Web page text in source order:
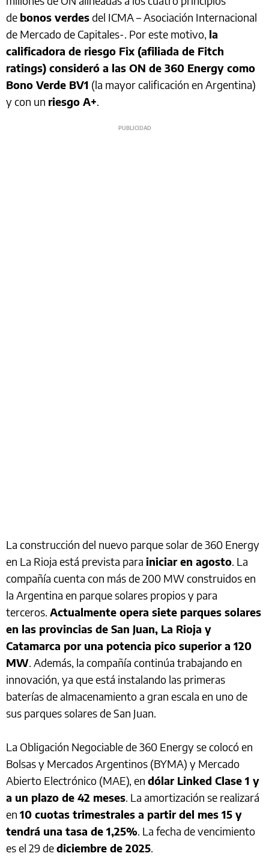
de bonos verdesdel ICMA – Asociación Internacional
de Mercado de Capitales-. Por este motivo, la
calificadora de riesgo Fix (afiliada de Fitch
ratings) consideró a las ON de 360 Energy como
Bono Verde BV1 (la mayor calificación en Argentina)
y con un riesgo A+.
La construcción del nuevo parque solar de 360 Energy
en La Rioja está prevista para iniciar en agosto. La
compañía cuenta con más de 200 MW construidos en
la Argentina en parque solares propios y para
terceros. Actualmente opera siete parques solares
en las provincias de San Juan, La Rioja y
Catamarca por una potencia pico superior a 120
MW. Además, la compañía continúa trabajando en
innovación, ya que está instalando las primeras
baterías de almacenamiento a gran escala en uno de
sus parques solares de San Juan.
La Obligación Negociable de 360 Energy se colocó en
Bolsas y Mercados Argentinos (BYMA) y Mercado
Abierto Electrónico (MAE), en dólar Linked Clase 1 y
a un plazo de 42 meses. La amortización se realizará
en 10 cuotas trimestrales a partir del mes 15 y
tendrá una tasa de 1,25%. La fecha de vencimiento
es el 29 dediciembre de 2025.